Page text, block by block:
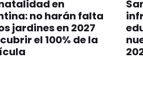
en
no harán falta
jardines en 2027
el 100% de la